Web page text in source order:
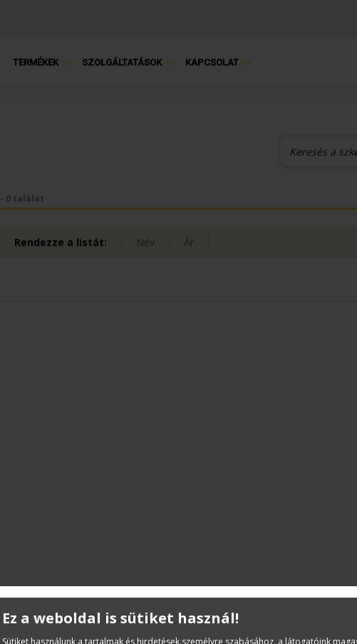
TERMÉKEK SZOLGÁLTATÁSOK KAPCSOLAT
- 0 találat
Rendezze a listát: Név Ár
Ez a weboldal is sütiket használ!
Sütiket használunk a tartalmak és hirdetések személyre szabásához, a látogatóink